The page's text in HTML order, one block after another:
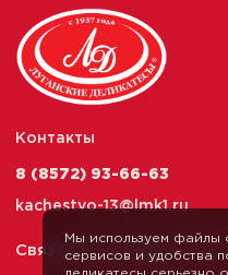
Мы используем файлы
сервисов и удобства
Контакты
8 (8572) 93-66-63
kachestvo-13@lmk1.ru
Связаться с нами